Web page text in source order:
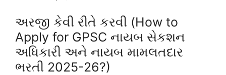
અરજી કેવી રીતે કરવી (How to
Apply for GPSC નાયબ સેકશન
અધિકારી અને નાયબ મામલતદાર
ભરતી 2025-26?)